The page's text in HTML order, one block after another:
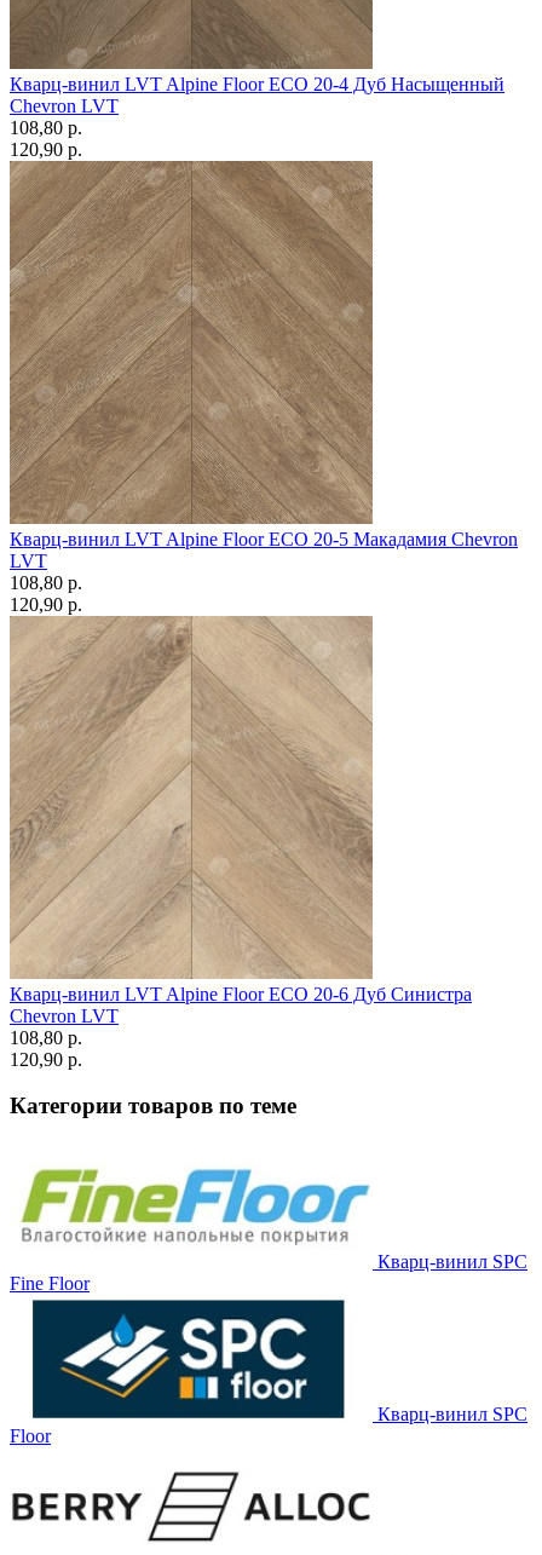
Кварц-винил LVT Alpine Floor ECO 20-4 Дуб Насыщенный
Chevron LVT
108,80 p.
120,90 p.
Кварц-винил LVT Alpine Floor ECO 20-5 Макадамия Chevron
LVT
108,80 p.
120,90 p.
Кварц-винил LVT Alpine Floor ECO 20-6 Дуб Синистра
Chevron LVT
108,80 p.
120,90 p.
Категории товаров по теме
Кварц-винил SPC
Fine Floor
Кварц-винил SPC
Floor